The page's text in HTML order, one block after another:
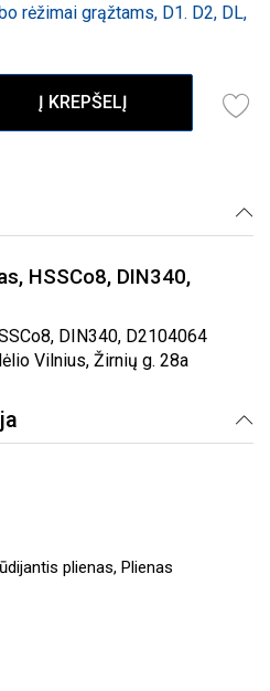
rėžimai grąžtams, D1. D2, DL,
Į KREPŠELĮ
HSSCo8, DIN340,
DIN340, D2104064
Vilnius, Žirnių g. 28a
plienas, Plienas